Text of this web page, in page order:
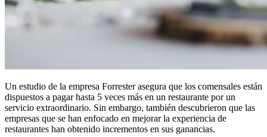
Un estudio de la empresa Forrester asegura que los comensales están
dispuestos a pagar hasta 5 veces más en un restaurante por un
servicio extraordinario. Sin embargo, también descubrieron que las
empresas que se han enfocado en mejorar la experiencia de
restaurantes han obtenido incrementos en sus ganancias.